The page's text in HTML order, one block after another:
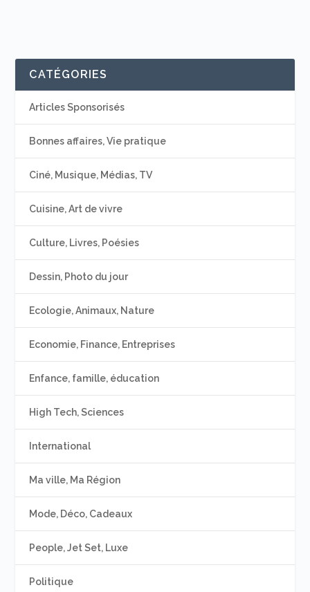
CATÉGORIES
Articles Sponsorisés
Bonnes affaires, Vie pratique
Ciné, Musique, Médias, TV
Cuisine, Art de vivre
Culture, Livres, Poésies
Dessin, Photo du jour
Ecologie, Animaux, Nature
Economie, Finance, Entreprises
Enfance, famille, éducation
High Tech, Sciences
International
Ma ville, Ma Région
Mode, Déco, Cadeaux
People, Jet Set, Luxe
Politique